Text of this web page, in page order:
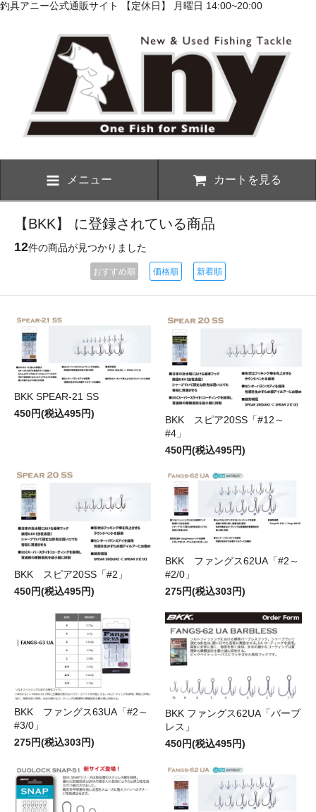
釣具アニー公式通販サイト 【定休日】 月曜日 14:00~20:00
メニュー カートを見る
【BKK】 に登録されている商品
12件の商品が見つかりました
おすすめ順 価格順 新着順
BKK SPEAR-21 SS
450円(税込495円)
BKK スピア20SS「#12～
#4」
450円(税込495円)
BKK スピア20SS「#2」
450円(税込495円)
BKK ファングス62UA「#2～
#2/0」
275円(税込303円)
BKK ファングス63UA「#2～
#3/0」
275円(税込303円)
BKK ファングス62UA「バーブ
レス」
450円(税込495円)